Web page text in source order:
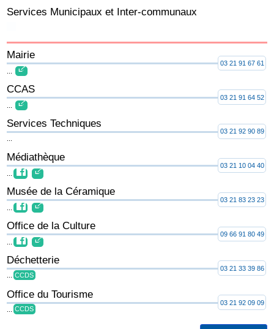
Services Municipaux et Inter-communaux
Mairie
03 21 91 67 61
CCAS
03 21 91 64 52
Services Techniques
03 21 92 90 89
Médiathèque
...
03 21 10 04 40
Musée de la Céramique
03 21 83 23 23
Office de la Culture
09 66 91 80 49
Déchetterie
CCDS
03 21 33 39 86
Office du Tourisme
CCDS
03 21 92 09 09